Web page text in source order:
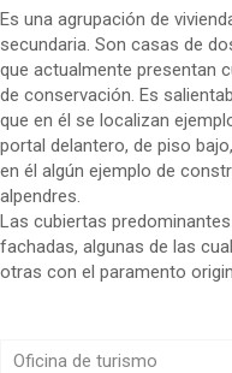
Es una agrupación de
secundaria. Son casas de
que actualmente presentan
de conservación. Es
que en él se localizan
portal delantero, de piso
en él algún ejemplo de
alpendres.
Las cubiertas
fachadas, algunas de las
otras con el paramento
Oficina de turismo